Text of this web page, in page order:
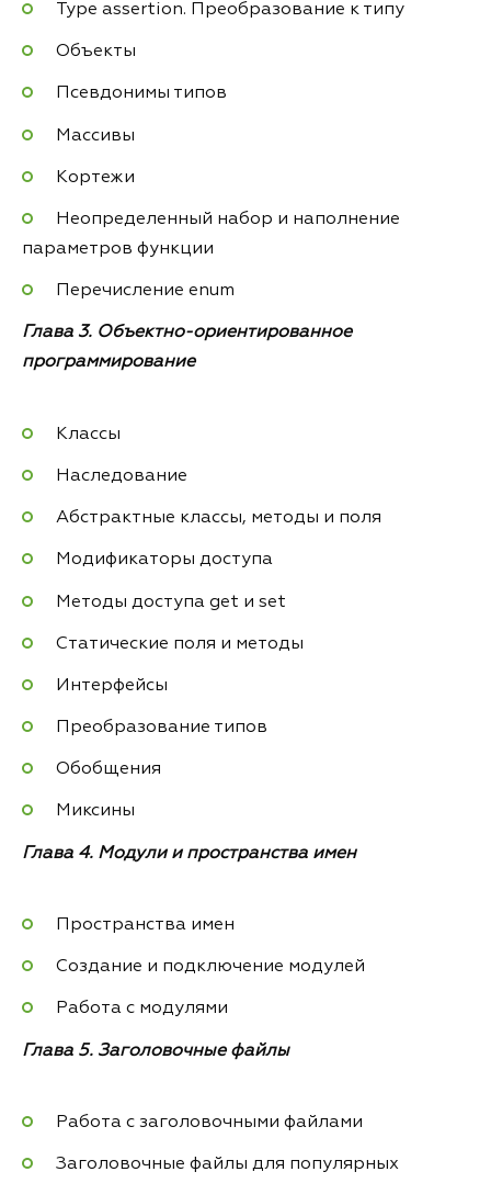
Type assertion. Преобразование к типу
Объекты
Псевдонимы типов
Массивы
Кортежи
Неопределенный набор и наполнение
параметров функции
Перечисление enum
Глава 3. Объектно-ориентированное
программирование
Классы
Наследование
Абстрактные классы, методы и поля
Модификаторы доступа
Методы доступа get и set
Статические поля и методы
Интерфейсы
Преобразование типов
Обобщения
Миксины
Глава 4. Модули и пространства имен
Пространства имен
Создание и подключение модулей
Работа с модулями
Глава 5. Заголовочные файлы
Работа с заголовочными файлами
Заголовочные файлы для популярных